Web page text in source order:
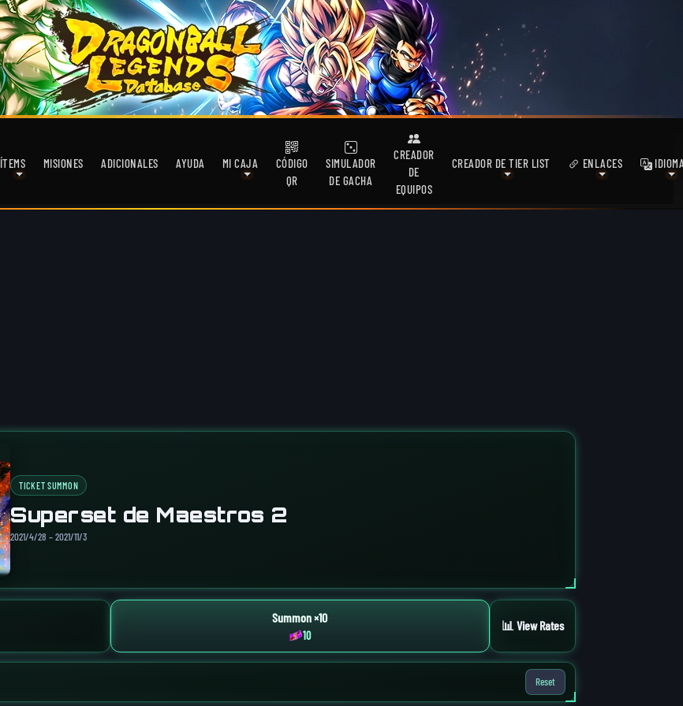
ÍTEMS MISIONES ADICIONALES AYUDA MI CAJA
CÓDIGO
QR
SIMULADOR
DE GACHA
CREADOR
DE
EQUIPOS
CREADOR DE TIER LIST ENLACES
TICKET SUMMON
Superset de Maestros 2
2021/4/28 – 2021/11/3
Summon ×10
10
📊 View Rates
Reset